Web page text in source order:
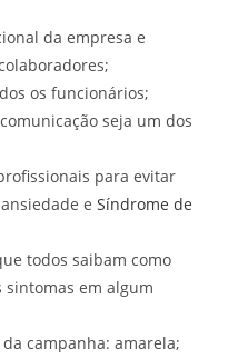
da empresa e
os funcionários;
seja um dos
para evitar
eSíndrome de
todos saibam como
em algum
campanha: amarela;